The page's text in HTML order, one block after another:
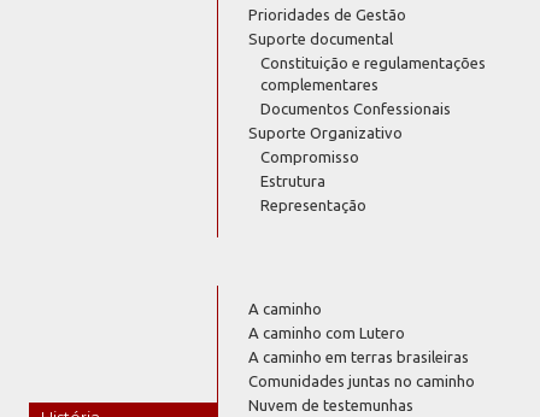
Prioridades de Gestão
Suporte documental
Constituição e regulamentações
complementares
Documentos Confessionais
Suporte Organizativo
Compromisso
Estrutura
Representação
A caminho
A caminho com Lutero
A caminho em terras brasileiras
Comunidades juntas no caminho
Nuvem de testemunhas